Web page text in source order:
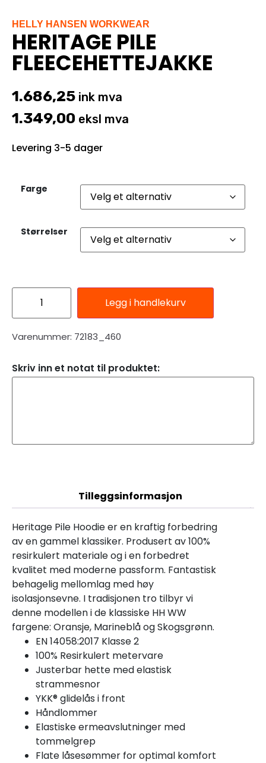
HELLY HANSEN WORKWEAR
HERITAGE PILE
FLEECEHETTEJAKKE
1.686,25 ink mva
1.349,00 eksl mva
Levering 3-5 dager
Farge
Størrelser
Legg i handlekurv
Varenummer: 72183_460
Skriv inn et notat til produktet:
Tilleggsinformasjon
Heritage Pile Hoodie er en kraftig forbedring
av en gammel klassiker. Produsert av 100%
resirkulert materiale og i en forbedret
kvalitet med moderne passform. Fantastisk
behagelig mellomlag med høy
isolasjonsevne. I tradisjonen tro tilbyr vi
denne modellen i de klassiske HH WW
fargene: Oransje, Marineblå og Skogsgrønn.
EN 14058:2017 Klasse 2
100% Resirkulert metervare
Justerbar hette med elastisk
strammesnor
YKK® glidelås i front
Håndlommer
Elastiske ermeavslutninger med
tommelgrep
Flate låsesømmer for optimal komfort